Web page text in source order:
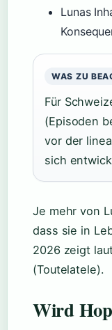
Lunas
WAS ZU
Für
(Episoden
vor der
sich
Je mehr von
dass sie in
2026 zeigt
(Toutelatele).
Wird